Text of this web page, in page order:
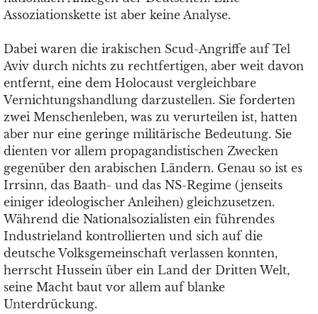
Assoziationskette ist aber keine Analyse.
Dabei waren die irakischen Scud-Angriffe auf Tel
Aviv durch nichts zu rechtfertigen, aber weit davon
entfernt, eine dem Holocaust vergleichbare
Vernichtungshandlung darzustellen. Sie forderten
zwei Menschenleben, was zu verurteilen ist, hatten
aber nur eine geringe militärische Bedeutung. Sie
dienten vor allem propagandistischen Zwecken
gegenüber den arabischen Ländern. Genau so ist es
Irrsinn, das Baath- und das NS-Regime (jenseits
einiger ideologischer Anleihen) gleichzusetzen.
Während die Nationalsozialisten ein führendes
Industrieland kontrollierten und sich auf die
deutsche Volksgemeinschaft verlassen konnten,
herrscht Hussein über ein Land der Dritten Welt,
seine Macht baut vor allem auf blanke
Unterdrückung.